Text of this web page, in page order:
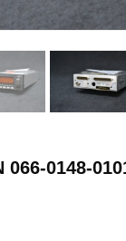
066-0148-